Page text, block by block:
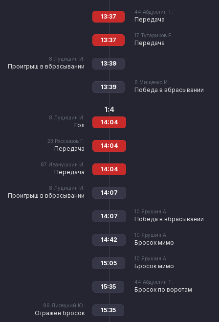
44 Абдуллин Т.
Передача
13:37
17 Тутариков Е.
Передача
13:37
8 Луцишин И.
Проигрыш в вбрасывании 13:39
8 Мищенко И.
Победа в вбрасывании
13:39
8 Луцишин И.
Гол
1:4
14:04
23 Рассказов Г.
Передача 14:04
87 Иванушкин И.
Передача 14:04
8 Луцишин И.
Проигрыш в вбрасывании 14:07
10 Ярушин А.
Победа в вбрасывании
14:07
10 Ярушин А.
Бросок мимо
14:42
10 Ярушин А.
Бросок мимо
15:05
44 Абдуллин Т.
Бросок по воротам
15:35
99 Лисецкий Ю.
Отражен бросок 15:35